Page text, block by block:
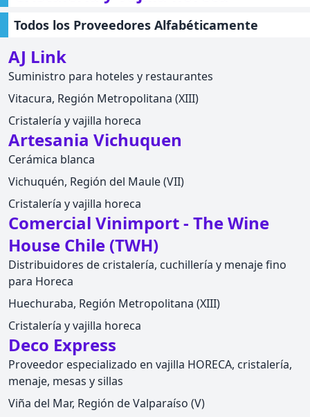
Todos los Proveedores Alfabéticamente
AJ Link
Suministro para hoteles y restaurantes
Vitacura, Región Metropolitana (XIII)
Cristalería y vajilla horeca
Artesania Vichuquen
Cerámica blanca
Vichuquén, Región del Maule (VII)
Cristalería y vajilla horeca
Comercial Vinimport - The Wine
House Chile (TWH)
Distribuidores de cristalería, cuchillería y menaje fino
para Horeca
Huechuraba, Región Metropolitana (XIII)
Cristalería y vajilla horeca
Deco Express
Proveedor especializado en vajilla HORECA, cristalería,
menaje, mesas y sillas
Viña del Mar, Región de Valparaíso (V)